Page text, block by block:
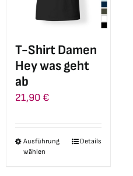
T-Shirt Damen
Hey was geht
ab
21,90 €
Ausführung
wählen
DiesesDetails